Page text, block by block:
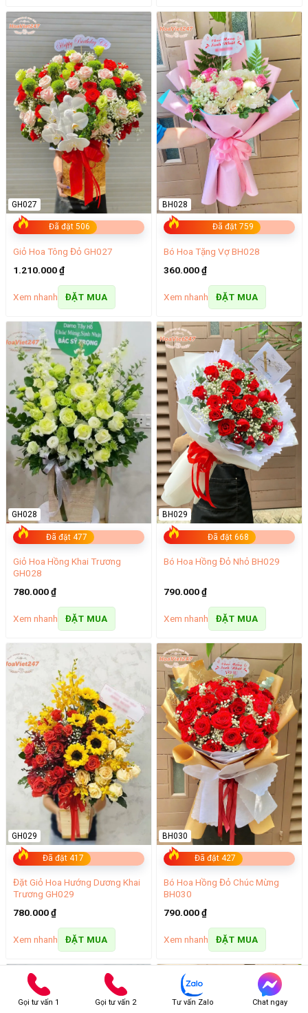
Đã đặt 506
GH027
Giỏ Hoa Tông Đỏ GH027
1.210.000₫
Xem nhanh ĐẶT MUA
Đã đặt 759
BH028
Bó Hoa Tặng Vợ BH028
360.000₫
Xem nhanh ĐẶT MUA
Đã đặt 477
GH028
Giỏ Hoa Hồng Khai Trương
GH028
780.000₫
Xem nhanh ĐẶT MUA
Đã đặt 668
BH029
Bó Hoa Hồng Đỏ Nhỏ BH029
790.000₫
Xem nhanh ĐẶT MUA
Đã đặt 417
GH029
Đặt Giỏ Hoa Hướng Dương Khai
Trương GH029
780.000₫
Xem nhanh ĐẶT MUA
Đã đặt 427
BH030
Bó Hoa Hồng Đỏ Chúc Mừng
BH030
790.000₫
Xem nhanh ĐẶT MUA
Gọi tư vấn 1 Gọi tư vấn 2 Tư vấn Zalo Chat ngay